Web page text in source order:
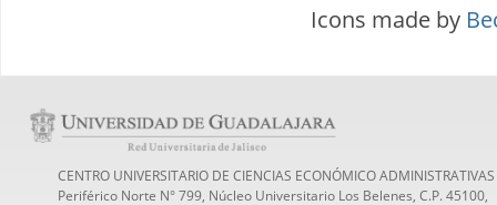
Icons made by
CENTRO UNIVERSITARIO DE CIENCIAS ECONÓMICO ADMINISTRATIVAS
Periférico Norte N° 799, Núcleo Universitario Los Belenes, C.P. 45100,